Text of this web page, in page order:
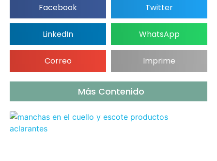
Facebook Twitter
LinkedIn WhatsApp
Correo Imprime
Más Contenido